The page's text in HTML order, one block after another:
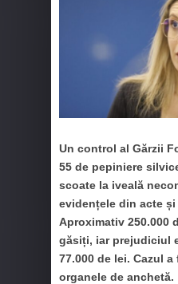
Un control al Gărzii
55 de pepiniere
scoate la iveală
evidențele din acte
Aproximativ 250.000
găsiți, iar prejudiciul
77.000 de lei. Cazul
organele de anchetă.